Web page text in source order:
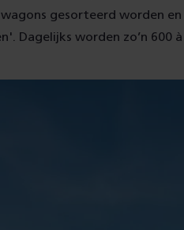
gesorteerd worden
Dagelijks worden zo’n 600